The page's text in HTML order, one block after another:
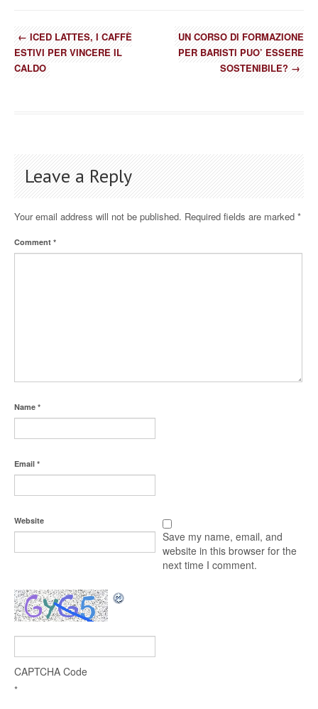
←ICED LATTES, I CAFFÈ
ESTIVI PER VINCERE IL
CALDO
UN CORSO DI FORMAZIONE
PER BARISTI PUO’ ESSERE
SOSTENIBILE?→
Leave a Reply
Your email address will not be published. Required fields are marked *
Comment *
Name *
Email *
Website
Save my name, email, and
website in this browser for the
next time I comment.
CAPTCHA Code
*